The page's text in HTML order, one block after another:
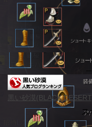
黒い砂漠(BLACK